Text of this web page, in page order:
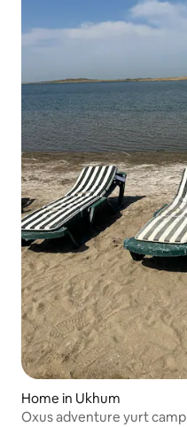
Home in Ukhum
Oxus adventure yurt camp